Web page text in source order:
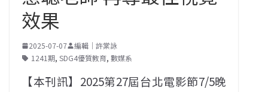
效果
2025-07-07
編輯｜許棠詠
1241期, SDG4優質教育, 數媒系
【本刊訊】2025第27屆台北電影節7/5晚